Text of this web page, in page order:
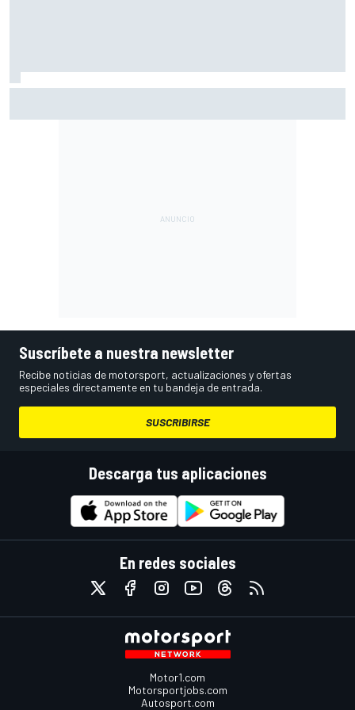
Suscríbete a nuestra newsletter
Recibe noticias de motorsport, actualizaciones y ofertas
especiales directamente en tu bandeja de entrada.
SUSCRIBIRSE
Descarga tus aplicaciones
En redes sociales
Motor1.com
Motorsportjobs.com
Autosport.com